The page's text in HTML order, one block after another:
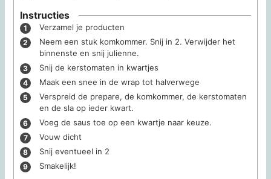
Instructies
Verzamel je producten
Neem een stuk komkommer. Snij in 2. Verwijder het
binnenste en snij julienne.
Snij de kerstomaten in kwartjes
Maak een snee in de wrap tot halverwege
Verspreid de prepare, de komkommer, de kerstomaten
en de sla op ieder kwart.
Voeg de saus toe op een kwartje naar keuze.
Vouw dicht
Snij eventueel in 2
Smakelijk!